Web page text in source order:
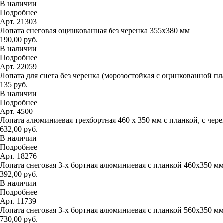
В наличии
Подробнее
Арт. 21303
Лопата снеговая оцинкованная без черенка 355х380 мм
190,00 руб.
В наличии
Подробнее
Арт. 22059
Лопата для снега без черенка (морозостойкая с оцинкованной
135 руб.
В наличии
Подробнее
Арт. 4500
Лопата алюминиевая трехбортная 460 х 350 мм с планкой, с
632,00 руб.
В наличии
Подробнее
Арт. 18276
Лопата снеговая 3-х бортная алюминиевая с планкой 460х350 мм
392,00 руб.
В наличии
Подробнее
Арт. 11739
Лопата снеговая 3-х бортная алюминиевая с планкой 560х350 мм
730,00 руб.